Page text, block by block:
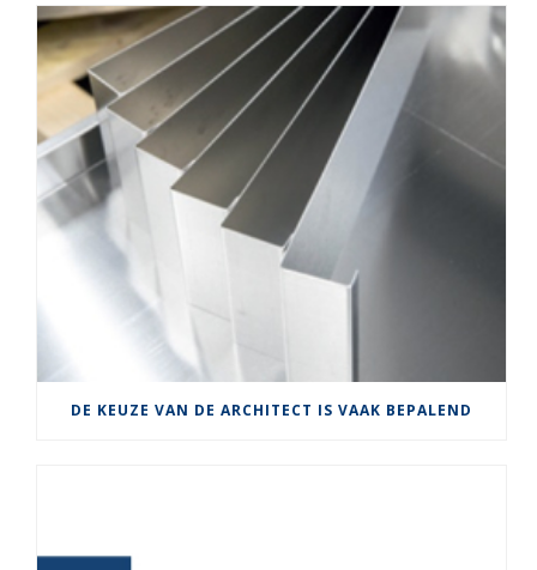
DE KEUZE VAN DE ARCHITECT IS VAAK BEPALEND